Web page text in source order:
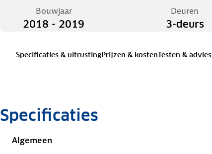
Bouwjaar
2018 - 2019
Deuren
3-deurs
Specificaties & uitrustingPrijzen & kostenTesten & advies
Specificaties
Algemeen